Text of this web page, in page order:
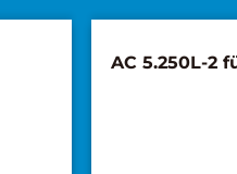
AC 5.250L-2